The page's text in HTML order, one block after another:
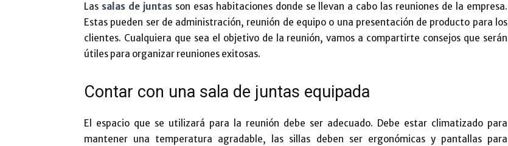
Las salas de juntasson esas habitaciones donde se llevan a cabo las reuniones de la empresa.
Estas pueden ser de administración, reunión de equipo o una presentación de producto para los
clientes. Cualquiera que sea el objetivo de la reunión, vamos a compartirte consejos que serán
útiles para organizar reuniones exitosas.
Contar con una sala de juntas equipada
El espacio que se utilizará para la reunión debe ser adecuado. Debe estar climatizado para
mantener una temperatura agradable, las sillas deben ser ergonómicas y pantallas para